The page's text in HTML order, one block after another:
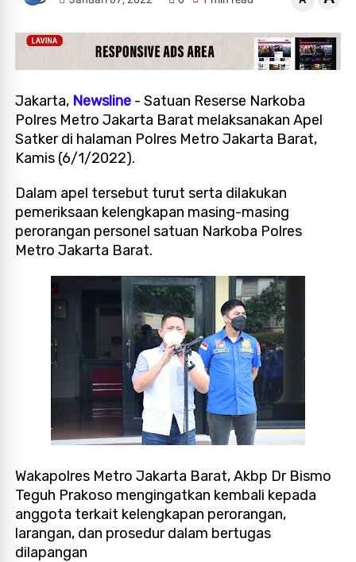
Jakarta, Newsline - Satuan Reserse Narkoba
Polres Metro Jakarta Barat melaksanakan Apel
Satker di halaman Polres Metro Jakarta Barat,
Kamis (6/1/2022).
Dalam apel tersebut turut serta dilakukan
pemeriksaan kelengkapan masing-masing
perorangan personel satuan Narkoba Polres
Metro Jakarta Barat.
Wakapolres Metro Jakarta Barat, Akbp Dr Bismo
Teguh Prakoso mengingatkan kembali kepada
anggota terkait kelengkapan perorangan,
larangan, dan prosedur dalam bertugas
dilapangan